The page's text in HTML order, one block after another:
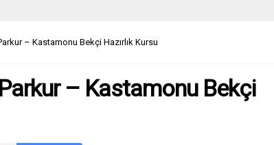
– Kastamonu Bekçi Hazırlık Kursu
– Kastamonu Bekçi